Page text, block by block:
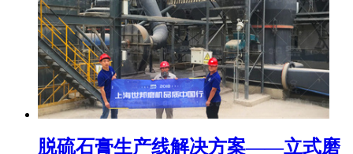
脱硫石膏生产线解决方案——立式磨